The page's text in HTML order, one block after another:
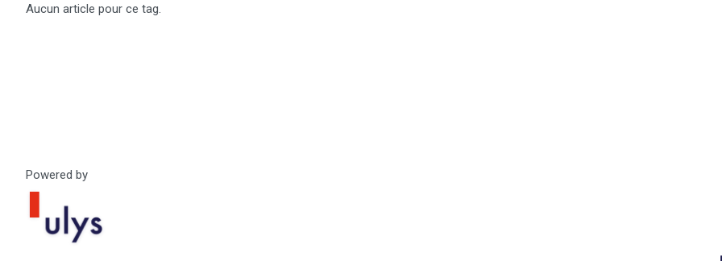
Aucun article pour ce tag.
Powered by